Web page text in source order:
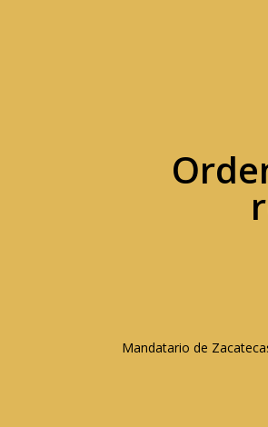
Mandatario de